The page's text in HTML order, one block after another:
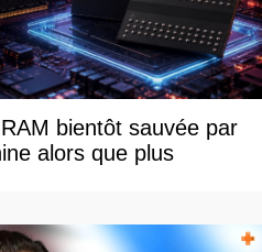
bientôt sauvée par
alors que plus